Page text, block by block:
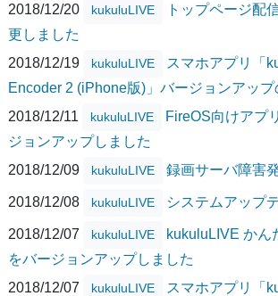
2018/12/20
kukuluLIVE
トップページ配
更しました
2018/12/19
kukuluLIVE
スマホアプリ「
Encoder 2 (iPhone版)」バージョンアッ
2018/12/11
kukuluLIVE
FireOS向けアプ
ジョンアップしました
2018/12/09
kukuluLIVE 録画サーバ障害
2018/12/08 kukuluLIVE システムアップ
2018/12/07 kukuluLIVE
kukuluLIVE かん
をバージョンアップしました
2018/12/07
kukuluLIVE
スマホアプリ「